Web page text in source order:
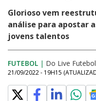
Glorioso vem
análise para apostar
jovens talentos
FUTEBOL | Do Live
21/09/2022 - 19H15